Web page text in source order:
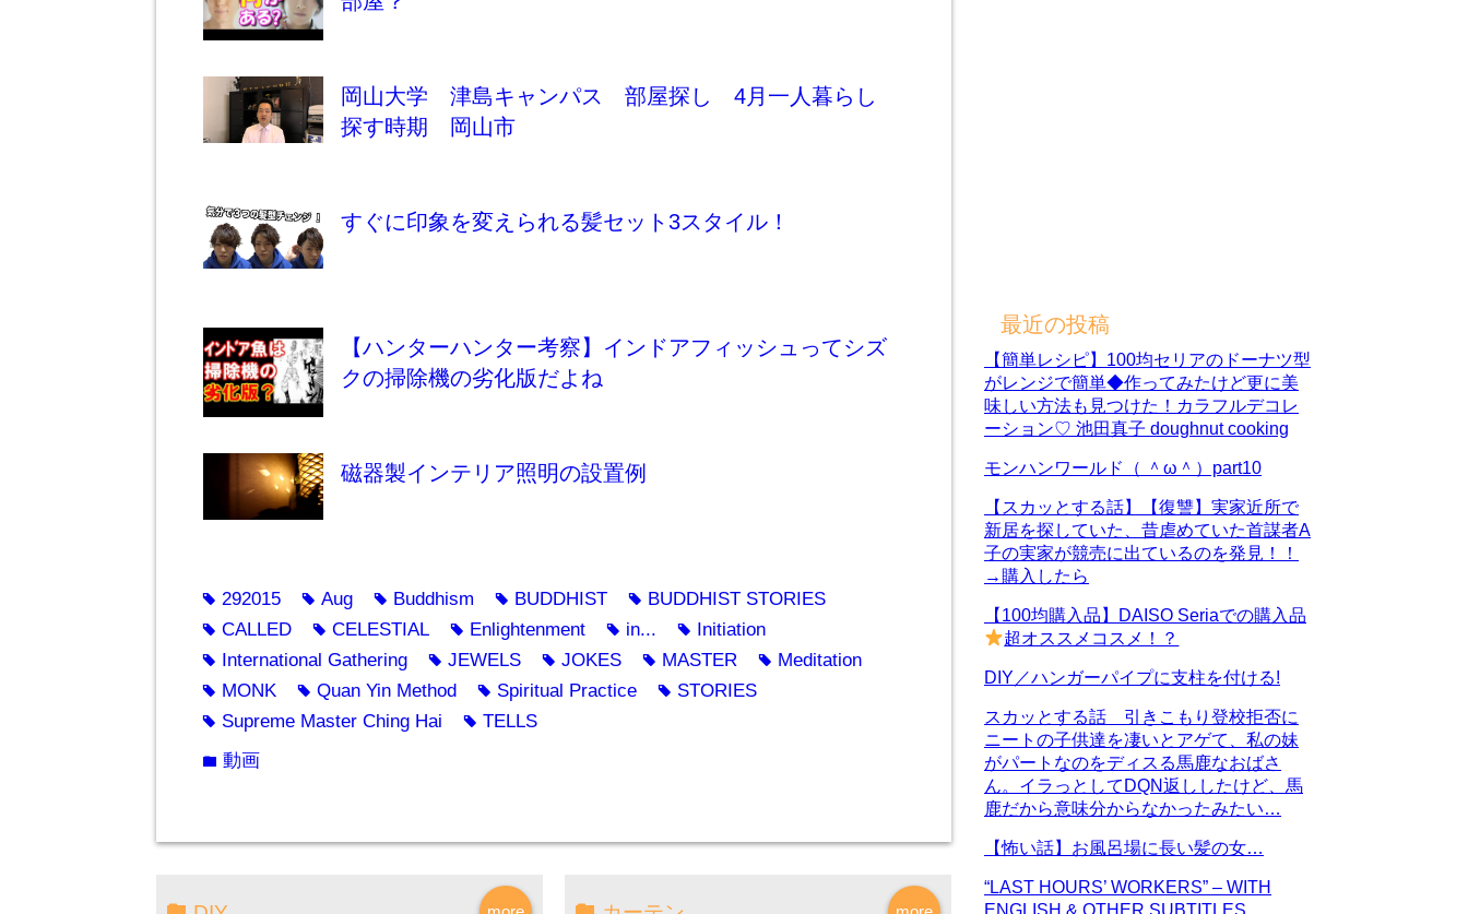
岡山大学 津島キャンパス 部屋探し 4月一人暮らし
探す時期 岡山市
すぐに印象を変えられる髪セット3スタイル！
【ハンターハンター考察】インドアフィッシュってシズ
クの掃除機の劣化版だよね
磁器製インテリア照明の設置例
tag 292015 tag Aug tag Buddhism tag BUDDHIST tag BUDDHIST STORIES
tag CALLED tag CELESTIAL tag Enlightenment tag in... tag Initiation
tag International Gathering tag JEWELS tag JOKES tag MASTER tag Meditation
tag MONK tag Quan Yin Method tag Spiritual Practice tag STORIES
tag Supreme Master Ching Hai tag TELLS
folder 動画
最近の投稿
【簡単レシピ】100均セリアのドーナツ型
がレンジで簡単◆作ってみたけど更に美
味しい方法も見つけた！カラフルデコレ
ーション♡ 池田真子 doughnut cooking
モンハンワールド（ ＾ω＾）part10
【スカッとする話】【復讐】実家近所で
新居を探していた、昔虐めていた首謀者A
子の実家が競売に出ているのを発見！！
→購入したら
【100均購入品】DAISO Seriaでの購入品
超オススメコスメ！？
DIY／ハンガーパイプに支柱を付ける!
スカッとする話 引きこもり登校拒否に
ニートの子供達を凄いとアゲて、私の妹
がパートなのをディスる馬鹿なおばさ
ん。イラっとしてDQN返ししたけど、馬
鹿だから意味分からなかったみたい…
【怖い話】お風呂場に長い髪の女…
“LAST HOURS’ WORKERS” – WITH
ENGLISH & OTHER SUBTITLES